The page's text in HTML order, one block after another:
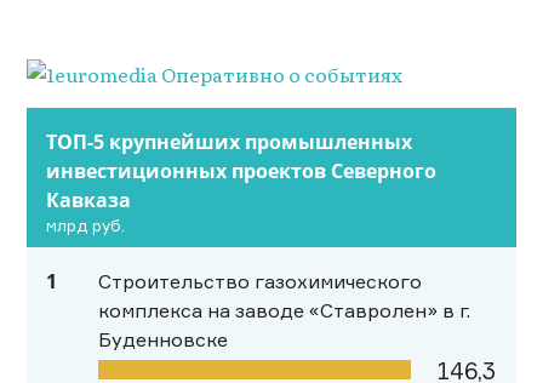
ТОП-5 крупнейших промышленных
инвестиционных проектов Северного
Кавказа
млрд руб.
1
Строительство газохимического
комплекса на заводе «Ставролен» в г.
Буденновске
146,3